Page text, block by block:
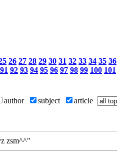
26 27 28 29 30 31 32 33 34 35 36
91 92 93 94 95 96 97 98 99 100 101
author subject article
zsm^^"